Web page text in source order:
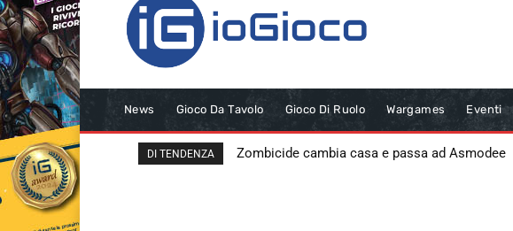
News Gioco Da Tavolo Gioco Di Ruolo Wargames Eventi
DI TENDENZA Zombicide cambia casa e passa ad Asmodee